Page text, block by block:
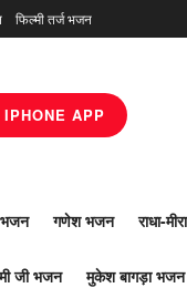
फिल्मी तर्ज भजन
IPHONE APP
भजन गणेश भजन राधा-
जी भजन मुकेश बागड़ा भजन